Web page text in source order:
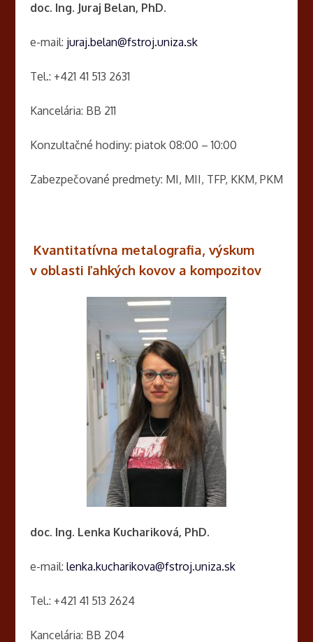
doc. Ing. Juraj Belan, PhD.
e-mail: juraj.belan@fstroj.uniza.sk
Tel.: +421 41 513 2631
Kancelária: BB 211
Konzultačné hodiny: piatok 08:00 – 10:00
Zabezpečované predmety: MI, MII, TFP, KKM, PKM
Kvantitatívna metalografia, výskum
v oblasti ľahkých kovov a kompozitov
doc. Ing. Lenka Kuchariková, PhD.
e-mail: lenka.kucharikova@fstroj.uniza.sk
Tel.: +421 41 513 2624
Kancelária: BB 204